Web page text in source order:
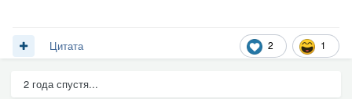
2 1
Цитата
2 года спустя...